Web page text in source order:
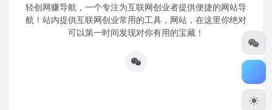
轻创网赚导航，一个专注为互联网创业者提供便捷的网站导
航！站内提供互联网创业常用的工具，网站，在这里你绝对
可以第一时间发现对你有用的宝藏！